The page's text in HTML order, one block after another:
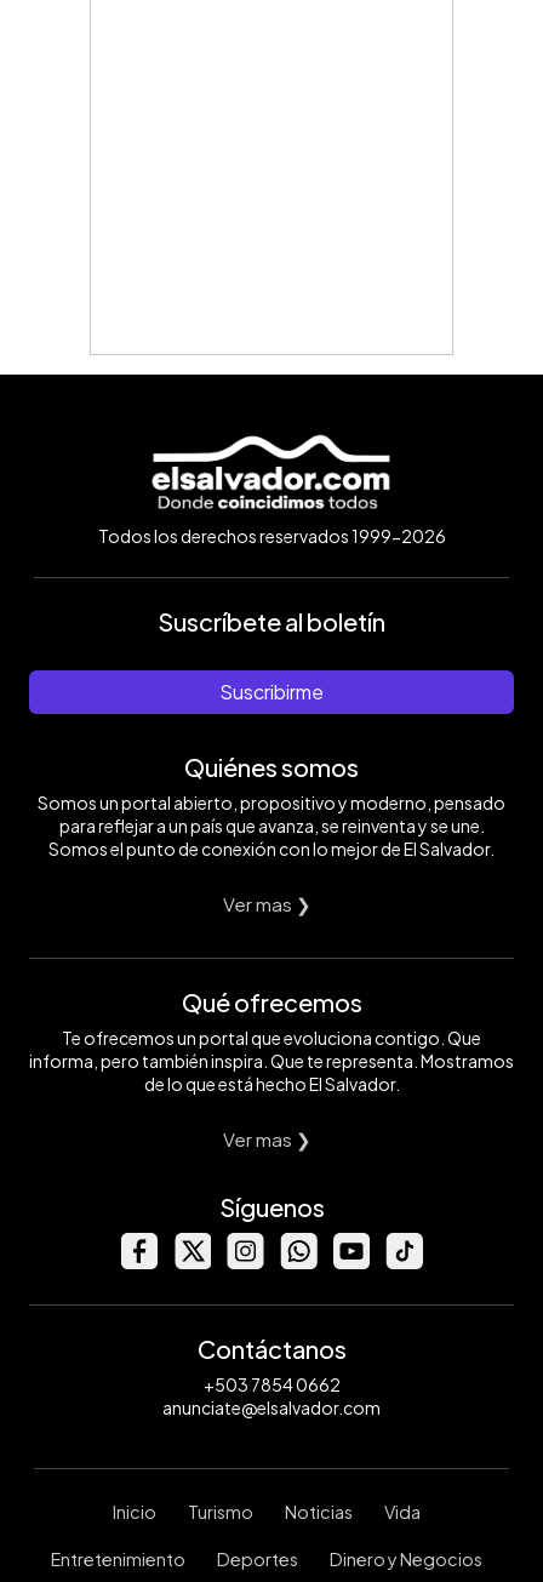
Todos los derechos reservados 1999-2026
Suscríbete al boletín
Suscribirme
Quiénes somos
Somos un portal abierto, propositivo y moderno, pensado
para reflejar a un país que avanza, se reinventa y se une.
Somos el punto de conexión con lo mejor de El Salvador.
Ver mas ❯
Qué ofrecemos
Te ofrecemos un portal que evoluciona contigo. Que
informa, pero también inspira. Que te representa. Mostramos
de lo que está hecho El Salvador.
Ver mas ❯
Síguenos
Contáctanos
+503 7854 0662
anunciate@elsalvador.com
Inicio Turismo Noticias Vida
Entretenimiento Deportes Dinero y Negocios